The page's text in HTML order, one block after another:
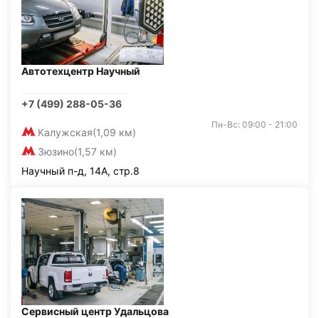
Автотехцентр Научный
+7 (499) 288-05-36
Калужская(1,09 км)
Зюзино(1,57 км)
Пн-Вс: 09:00 - 21:00
Научный п-д, 14А, стр.8
Сервисный центр Удальцова